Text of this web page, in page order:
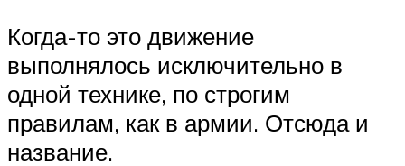
Когда-то это движение
выполнялось исключительно в
одной технике, по строгим
правилам, как в армии. Отсюда и
название.